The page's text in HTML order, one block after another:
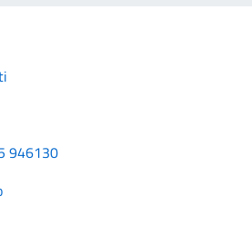
946130